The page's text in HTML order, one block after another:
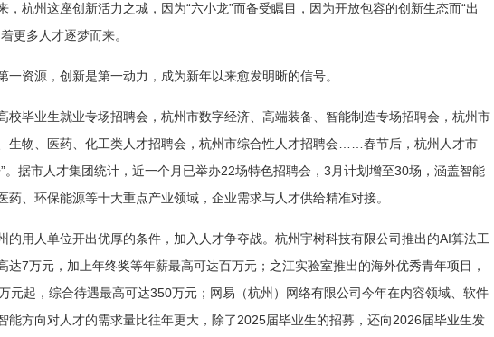
，杭州这座创新活力之城，因为“六小龙”而备受瞩目，因为开放包容的创新生态而“出
更多人才逐梦而来。
一资源，创新是第一动力，成为新年以来愈发明晰的信号。
校毕业生就业专场招聘会，杭州市数字经济、高端装备、智能制造专场招聘会，杭州市
生物、医药、化工类人才招聘会，杭州市综合性人才招聘会……春节后，杭州人才市
。据市人才集团统计，近一个月已举办22场特色招聘会，3月计划增至30场，涵盖智能
药、环保能源等十大重点产业领域，企业需求与人才供给精准对接。
的用人单位开出优厚的条件，加入人才争夺战。杭州宇树科技有限公司推出的AI算法工
达7万元，加上年终奖等年薪最高可达百万元；之江实验室推出的海外优秀青年项目，
元起，综合待遇最高可达350万元；网易（杭州）网络有限公司今年在内容领域、软件
能方向对人才的需求量比往年更大，除了2025届毕业生的招募，还向2026届毕业生发